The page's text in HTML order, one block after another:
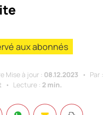
aux abonnés
Mise à jour : 08.12.2023
Par :
Lecture : 2 min.